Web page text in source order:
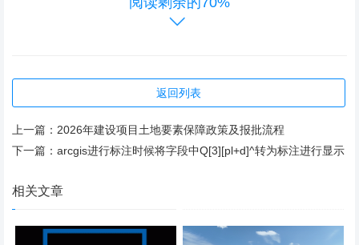
3.5、检验规则：新增抽样方案、出厂与型式检验项目，验
4.1、 2006版：仅基础安装示意。
（2006版安装示意中并未要求增加绳卡，导致在现场一个
公司一个要求，3个绳卡，有些甚至要求增加安全弯）
4.2、2026版：附录A为安全使用专项指南，包含安装、检
查、报废判定全流程。
返回列表
上一篇： 2026年建设项目土地要素保障政策及报批流程
下一篇： arcgis进行标注时候将字段中Q[3][pl+d]^转为标注进行显示
相关文章